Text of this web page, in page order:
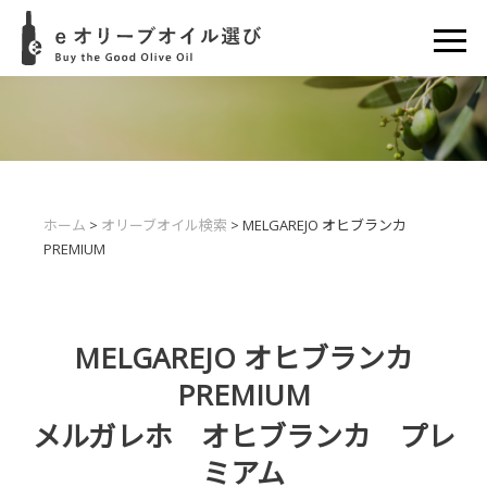
ホーム > オリーブオイル検索 > MELGAREJO オヒブランカ
PREMIUM
MELGAREJO オヒブランカ
PREMIUM
メルガレホ オヒブランカ プレ
ミアム